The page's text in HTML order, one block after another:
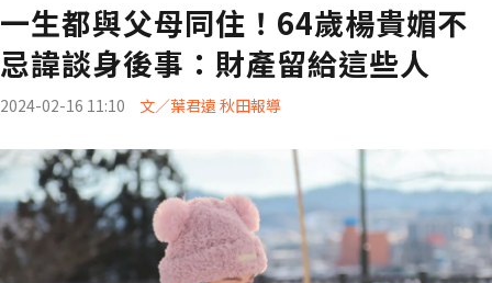
一生都與父母同住！64歲楊貴媚不
忌諱談身後事：財產留給這些人
2024-02-16 11:10 文／葉君遠 秋田報導